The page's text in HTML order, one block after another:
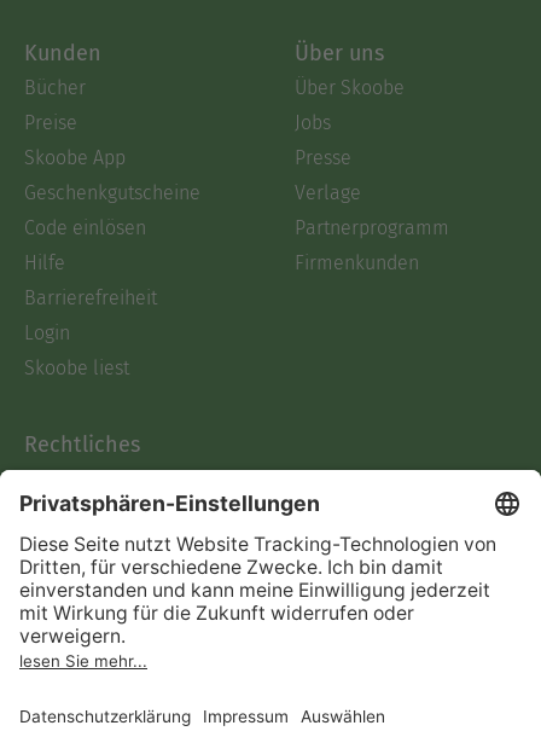
Kunden
Bücher
Preise
Skoobe App
Geschenkgutscheine
Code einlösen
Hilfe
Barrierefreiheit
Login
Skoobe liest
Über uns
Über Skoobe
Jobs
Presse
Verlage
Partnerprogramm
Firmenkunden
Rechtliches
AGB
Informationen nach Data
Act
Verträge hier kündigen
Impressum